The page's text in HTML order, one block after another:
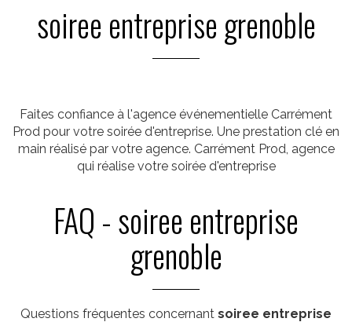
soiree entreprise grenoble
Faites confiance à l'agence événementielle Carrément
Prod pour votre soirée d'entreprise. Une prestation clé en
main réalisé par votre agence. Carrément Prod, agence
qui réalise votre soirée d'entreprise
FAQ - soiree entreprise
grenoble
Questions fréquentes concernant soiree entreprise